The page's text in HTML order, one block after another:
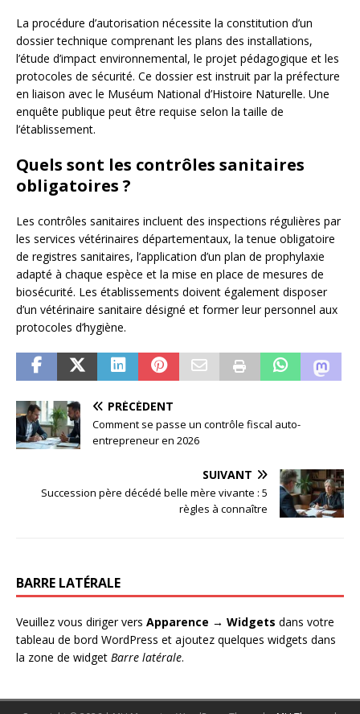
La procédure d’autorisation nécessite la constitution d’un
dossier technique comprenant les plans des installations,
l’étude d’impact environnemental, le projet pédagogique et les
protocoles de sécurité. Ce dossier est instruit par la préfecture
en liaison avec le Muséum National d’Histoire Naturelle. Une
enquête publique peut être requise selon la taille de
l’établissement.
Quels sont les contrôles sanitaires
obligatoires ?
Les contrôles sanitaires incluent des inspections régulières par
les services vétérinaires départementaux, la tenue obligatoire
de registres sanitaires, l’application d’un plan de prophylaxie
adapté à chaque espèce et la mise en place de mesures de
biosécurité. Les établissements doivent également disposer
d’un vétérinaire sanitaire désigné et former leur personnel aux
protocoles d’hygiène.
PRÉCÉDENT
Comment se passe un contrôle fiscal auto-
entrepreneur en 2026
SUIVANT
Succession père décédé belle mère vivante : 5
règles à connaître
BARRE LATÉRALE
Veuillez vous diriger vers Apparence → Widgets dans votre
tableau de bord WordPress et ajoutez quelques widgets dans
la zone de widget Barre latérale.